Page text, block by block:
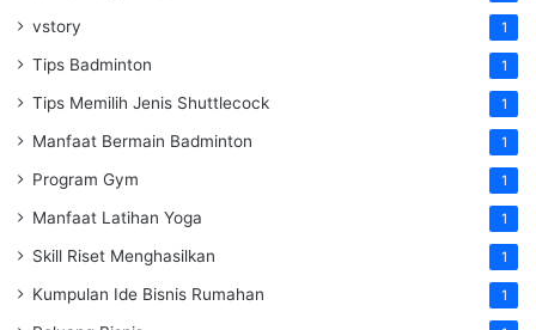
vstory 1
Tips Badminton 1
Tips Memilih Jenis Shuttlecock 1
Manfaat Bermain Badminton 1
Program Gym 1
Manfaat Latihan Yoga 1
Skill Riset Menghasilkan 1
Kumpulan Ide Bisnis Rumahan 1